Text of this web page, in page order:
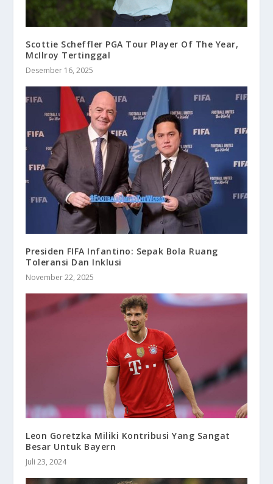
Scottie Scheffler PGA Tour Player Of The Year,
McIlroy Tertinggal
Desember 16, 2025
Presiden FIFA Infantino: Sepak Bola Ruang
Toleransi Dan Inklusi
November 22, 2025
Leon Goretzka Miliki Kontribusi Yang Sangat
Besar Untuk Bayern
Juli 23, 2024